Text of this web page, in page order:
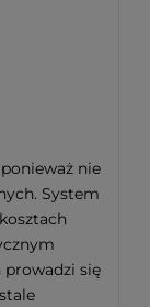
nie
System
się